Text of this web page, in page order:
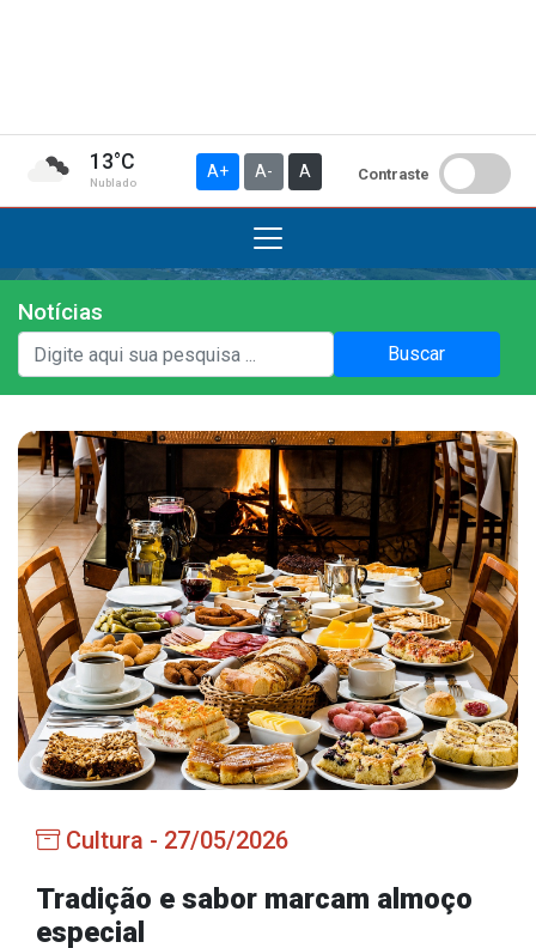
13°C
Nublado
A+ A- A Contraste
Institucional
A Prefeitura
Gabinete do Vice-prefeito
História do Município
Símbolos Oficiais
Estrutura Organizacional
Secretarias
Administração
Agricultura e Meio Ambiente
Educação, Cultura, Desporto e Turismo
Obras
Saúde
Notícias
Buscar
Cultura - 27/05/2026
Tradição e sabor marcam almoço
especial